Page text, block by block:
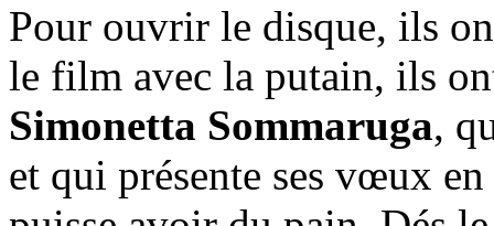
Pour ouvrir le disque, ils
le film avec la putain, ils
Simonetta Sommaruga,
et qui présente ses vœux